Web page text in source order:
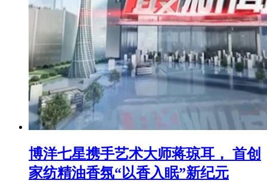
博洋七星携手艺术大师蒋琼耳， 首创
家纺精油香氛“以香入眠”新纪元